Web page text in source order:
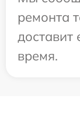
ремонта
доставит
время.